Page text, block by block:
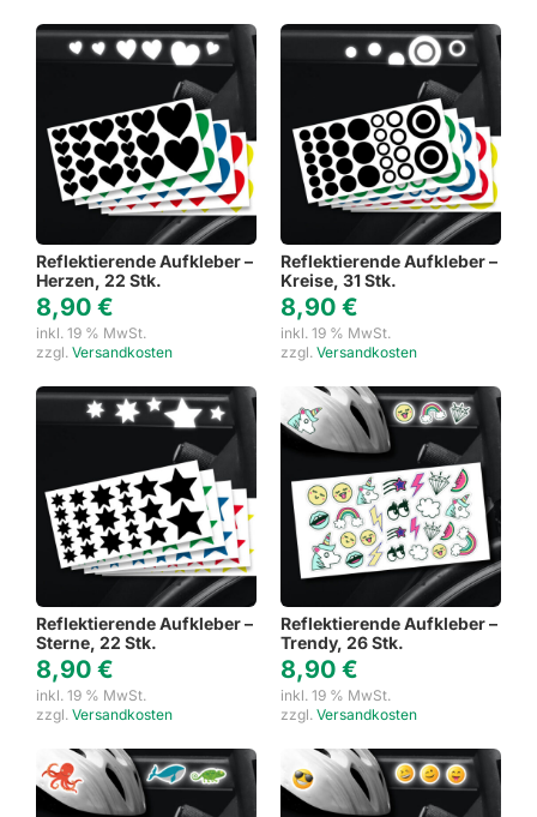
Reflektierende Aufkleber –
Herzen, 22 Stk.
8,90 €
inkl. 19 % MwSt.
zzgl. Versandkosten
Reflektierende Aufkleber –
Kreise, 31 Stk.
8,90 €
inkl. 19 % MwSt.
zzgl. Versandkosten
Reflektierende Aufkleber –
Sterne, 22 Stk.
8,90 €
inkl. 19 % MwSt.
zzgl. Versandkosten
Reflektierende Aufkleber –
Trendy, 26 Stk.
8,90 €
inkl. 19 % MwSt.
zzgl. Versandkosten